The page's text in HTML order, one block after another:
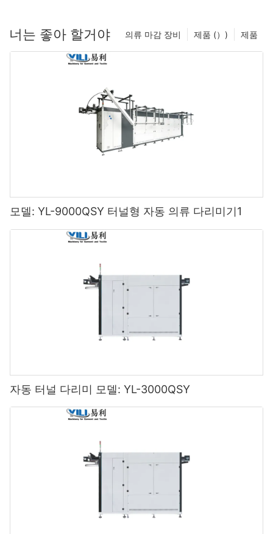
너는 좋아 할거야 제품
제품 (）)
의류 마감 장비
모델: YL-9000QSY 터널형 자동 의류 다리미기1
자동 터널 다리미 모델: YL-3000QSY